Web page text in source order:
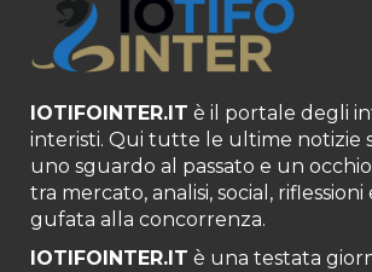
IOTIFOINTER.IT è il portale degli
interisti. Qui tutte le ultime notizie
uno sguardo al passato e un
tra mercato, analisi, social,
gufata alla concorrenza.
IOTIFOINTER.IT è una testata